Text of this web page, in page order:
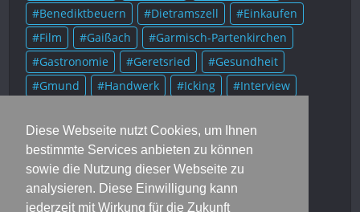
Diese Webseite nutzt Cookies, um Ihnen
bestimmte Services anbieten zu können
sowie die Nutzung dieser Webseite zu
analysieren. Diese Einwilligung kann
jederzeit mit Wirkung für die Zukunft
Benediktbeuern
Dietramszell
Einkaufen
Film
Gaißach
Garmisch-Partenkirchen
Gastronomie
Geretsried
Gesundheit
Gmund
Handwerk Icking
Interview
Mittenwald
Murnau Museum
München
Münsing
Oberammergau
Onlineausgaben
Portrait
Prominente
Rezensionen
Rezepte Rottach-Egern